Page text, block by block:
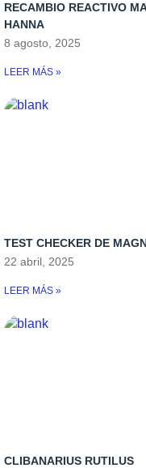
RECAMBIO REACTIVO
HANNA
8 agosto, 2025
LEER MÁS »
TEST CHECKER DE
22 abril, 2025
LEER MÁS »
CLIBANARIUS RUTILUS